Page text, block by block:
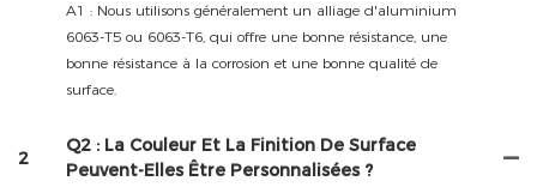
A1 : Nous utilisons généralement un alliage d'aluminium
6063-T5 ou 6063-T6, qui offre une bonne résistance, une
bonne résistance à la corrosion et une bonne qualité de
surface.
2
Q2 : La Couleur Et La Finition De Surface
Peuvent-Elles Être Personnalisées ?